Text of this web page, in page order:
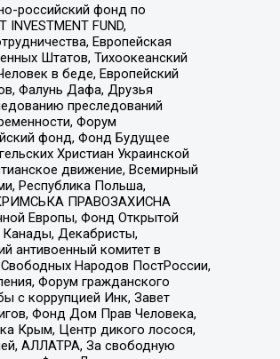
российский фонд по
FUND,
Европейская
Штатов, Тихоокеанский
в беде, Европейский
Фалунь Дафа, Друзья
преследований
Форум
фонд, Фонд Будущее
Христиан Украинской
движение, Всемирный
Республика Польша,
КРИМСЬКА ПРАВОЗАХИСНА
Европы, Фонд Открытой
Канады, Декабристы,
антивоенный комитет в
Народов ПостРоссии,
Форум гражданского
с коррупцией Инк, Завет
Фонд Дом Прав Человека,
Крым, Центр дикого лосося,
АЛЛАТРА, За свободную